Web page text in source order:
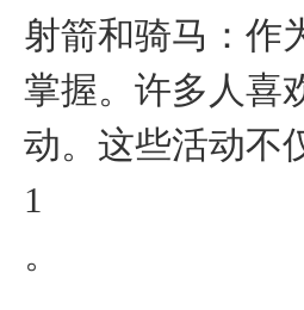
射箭和骑马‌：作
掌握。许多人喜
动。这些活动不
1
。